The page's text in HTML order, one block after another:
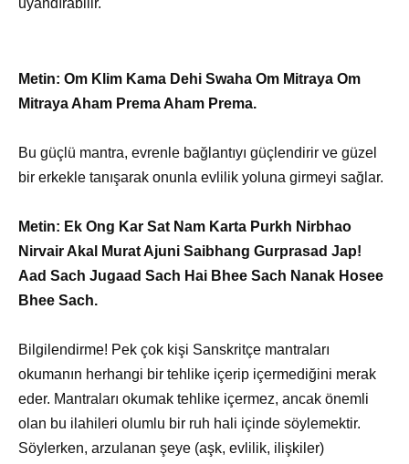
uyandırabilir.
Metin: Om Klim Kama Dehi Swaha Om Mitraya Om
Mitraya Aham Prema Aham Prema.
Bu güçlü mantra, evrenle bağlantıyı güçlendirir ve güzel
bir erkekle tanışarak onunla evlilik yoluna girmeyi sağlar.
Metin: Ek Ong Kar Sat Nam Karta Purkh Nirbhao
Nirvair Akal Murat Ajuni Saibhang Gurprasad Jap!
Aad Sach Jugaad Sach Hai Bhee Sach Nanak Hosee
Bhee Sach.
Bilgilendirme! Pek çok kişi Sanskritçe mantraları
okumanın herhangi bir tehlike içerip içermediğini merak
eder. Mantraları okumak tehlike içermez, ancak önemli
olan bu ilahileri olumlu bir ruh hali içinde söylemektir.
Söylerken, arzulanan şeye (aşk, evlilik, ilişkiler)